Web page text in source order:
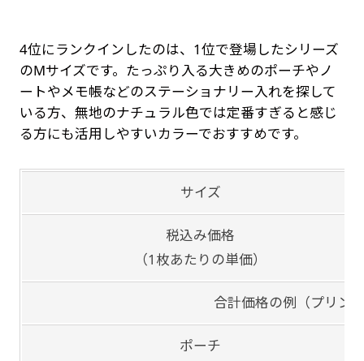
4位にランクインしたのは、1位で登場したシリーズ
のMサイズです。たっぷり入る大きめのポーチやノ
ートやメモ帳などのステーショナリー入れを探して
いる方、無地のナチュラル色では定番すぎると感じ
る方にも活用しやすいカラーでおすすめです。
サイズ
税込み価格
（1枚あたりの単価）
合計価格の例（プリン
ポーチ